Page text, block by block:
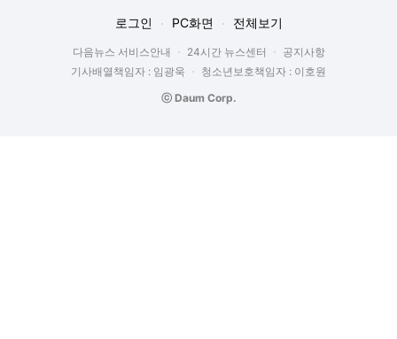
로그인 PC화면 전체보기
다음뉴스 서비스안내 24시간 뉴스센터
공지사항
기사배열책임자 : 임광욱
청소년보호책임자 : 이호원
ⓒ Daum Corp.